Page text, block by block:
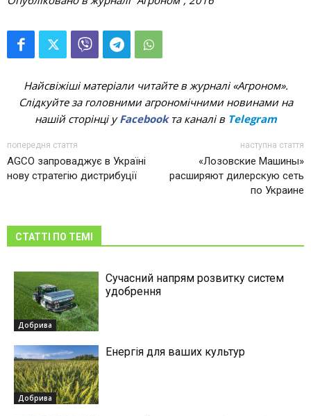
Найсвіжіші матеріали читайте в журналі «Агроном».
Слідкуйте за головними агрономічними новинами на
нашій сторінці уFacebookта каналі в Telegram
попередня стаття
AGCO запроваджує в Україні
нову стратегію дистрибуції
наступна стаття
«Лозовские Машины»
расширяют дилерскую сеть
по Украине
СТАТТІ ПО ТЕМІ
Добрива
Сучасний напрям розвитку систем
удобрення
Добрива
Енергія для ваших культур